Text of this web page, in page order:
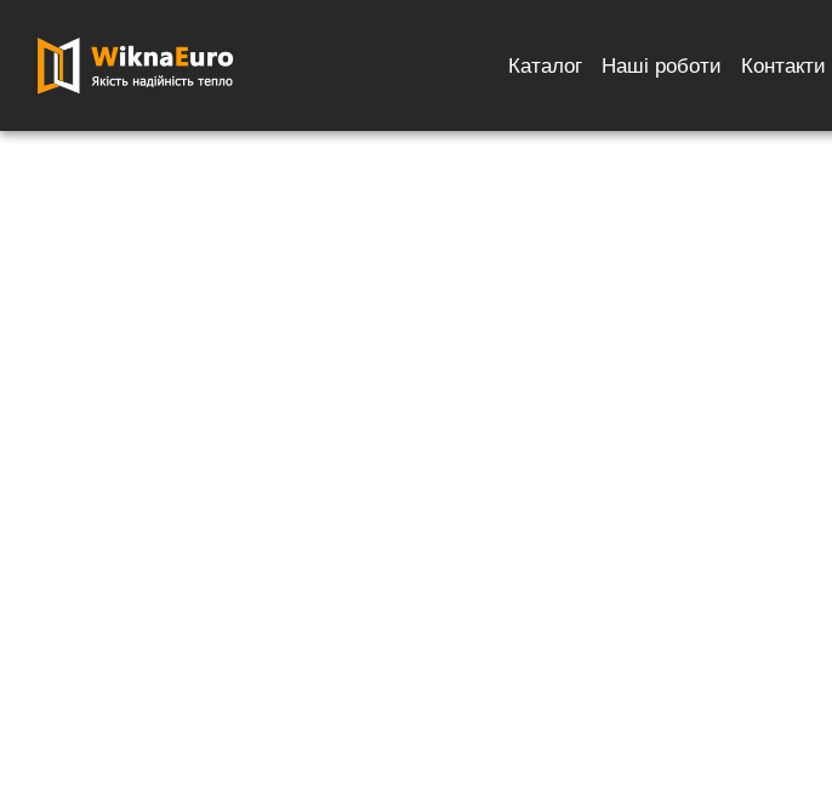
Каталог Наші роботи Контакти
Головна сторінка»Каталог Водозлив Темниий дуб (Валько)